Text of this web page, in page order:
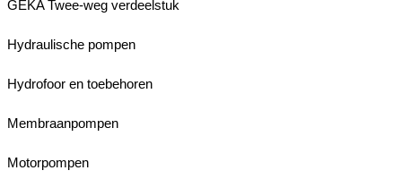
GEKA Twee-weg verdeelstuk
Hydraulische pompen
Hydrofoor en toebehoren
Membraanpompen
Motorpompen